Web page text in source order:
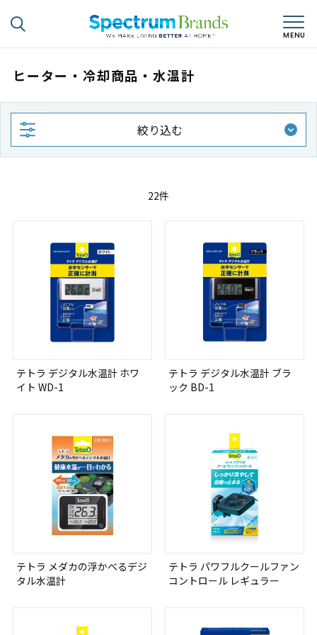
ヒーター・冷却商品・水温計
絞り込む
22件
テトラ デジタル水温計 ホワ
イト WD-1
テトラ デジタル水温計 ブラ
ック BD-1
テトラ メダカの浮かべるデジ
タル水温計
テトラ パワフルクールファン
コントロール レギュラー